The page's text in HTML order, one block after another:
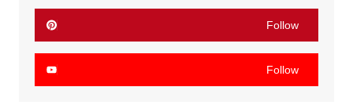
Follow
Follow